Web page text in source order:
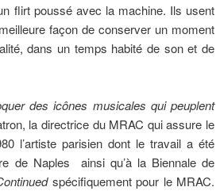
flirt poussé avec la machine. Ils usent
façon de conserver un moment
dans un temps habité de son et de
des icônes musicales qui peuplent
la directrice du MRAC qui assure le
l’artiste parisien dont le travail a été
de Naples ainsi qu’à la Biennale de
spécifiquement pour le MRAC.